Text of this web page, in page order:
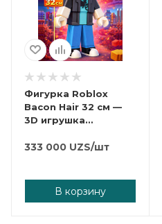
Фигурка Roblox
Bacon Hair 32 см —
3D игрушка
коллекционная
333 000 UZS/шт
В корзину